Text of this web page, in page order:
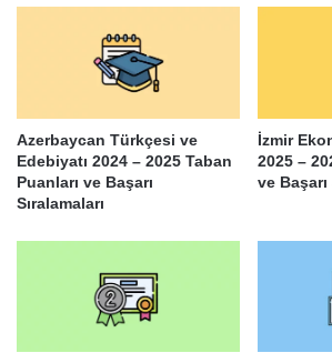
Azerbaycan Türkçesi ve
Edebiyatı 2024 – 2025 Taban
Puanları ve Başarı
Sıralamaları
İzmir
2025 –
ve Başarı